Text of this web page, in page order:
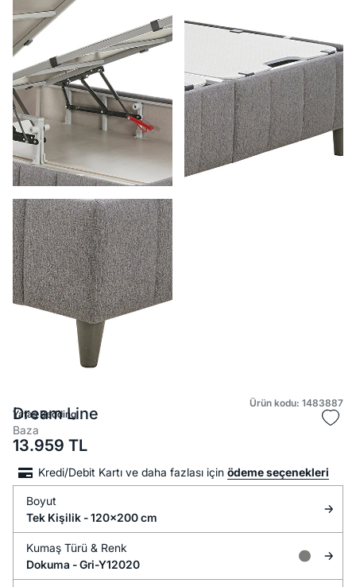
Ürün kodu: 1483887
Yataş Bedding
Dream Line
Baza
13.959 TL
Kredi/Debit Kartı ve daha fazlası için ödeme seçenekleri
Boyut
Tek Kişilik - 120x200 cm
Kumaş Türü & Renk
Dokuma -Gri-Y12020